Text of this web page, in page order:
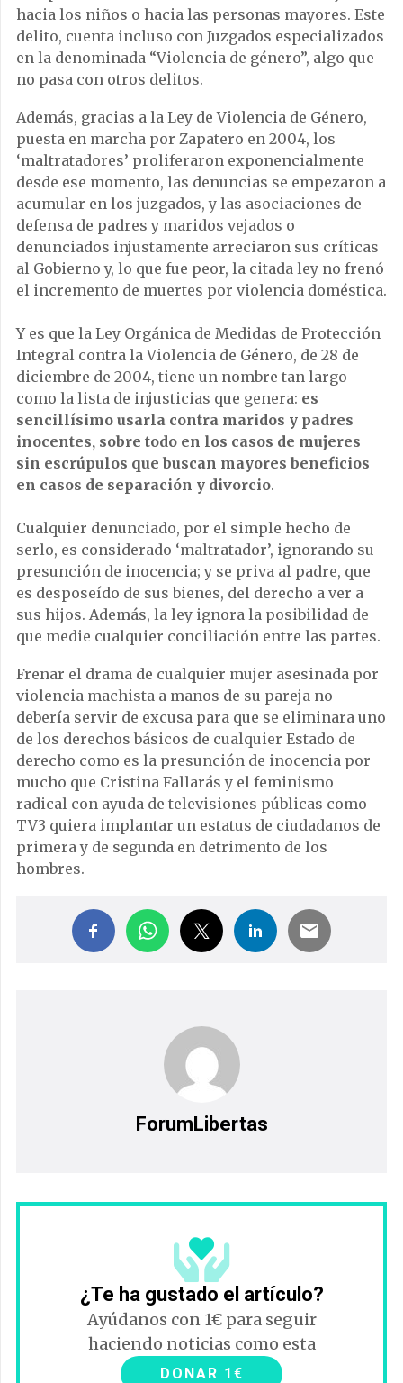
hacia los niños o hacia las personas mayores. Este
delito, cuenta incluso con Juzgados especializados
en la denominada “Violencia de género”, algo que
no pasa con otros delitos.
Además, gracias a la Ley de Violencia de Género,
puesta en marcha por Zapatero en 2004, los
‘maltratadores’ proliferaron exponencialmente
desde ese momento, las denuncias se empezaron a
acumular en los juzgados, y las asociaciones de
defensa de padres y maridos vejados o
denunciados injustamente arreciaron sus críticas
al Gobierno y, lo que fue peor, la citada ley no frenó
el incremento de muertes por violencia doméstica.
Y es que la Ley Orgánica de Medidas de Protección
Integral contra la Violencia de Género, de 28 de
diciembre de 2004, tiene un nombre tan largo
como la lista de injusticias que genera: es
sencillísimo usarla contra maridos y padres
inocentes, sobre todo en los casos de mujeres
sin escrúpulos que buscan mayores beneficios
en casos de separación y divorcio.
Cualquier denunciado, por el simple hecho de
serlo, es considerado ‘maltratador’, ignorando su
presunción de inocencia; y se priva al padre, que
es desposeído de sus bienes, del derecho a ver a
sus hijos. Además, la ley ignora la posibilidad de
que medie cualquier conciliación entre las partes.
Frenar el drama de cualquier mujer asesinada por
violencia machista a manos de su pareja no
debería servir de excusa para que se eliminara uno
de los derechos básicos de cualquier Estado de
derecho como es la presunción de inocencia por
mucho que Cristina Fallarás y el feminismo
radical con ayuda de televisiones públicas como
TV3 quiera implantar un estatus de ciudadanos de
primera y de segunda en detrimento de los
hombres.
ForumLibertas
¿Te ha gustado el artículo?
Ayúdanos con 1€ para seguir
haciendo noticias como esta
DONAR 1€